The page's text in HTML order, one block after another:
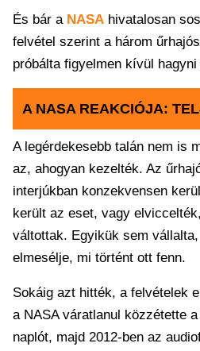
És bár a NASA hivatalosan
felvétel szerint a három
próbálta figyelmen kívül
A NASA REAKCIÓJA:
A legérdekesebb talán nem is
az, ahogyan kezelték. Az
interjúkban konzekvensen
került az eset, vagy
váltottak. Egyikük sem
elmesélje, mi történt ott fenn.
Sokáig azt hitték, a felvételek
a NASA váratlanul közzétette
naplót, majd 2012-ben az